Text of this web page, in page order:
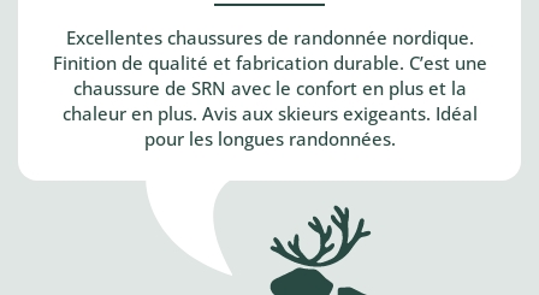
Excellentes chaussures de randonnée nordique.
Finition de qualité et fabrication durable. C’est une
chaussure de SRN avec le confort en plus et la
chaleur en plus. Avis aux skieurs exigeants. Idéal
pour les longues randonnées.